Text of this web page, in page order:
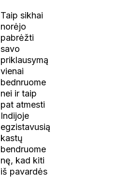
Taip sikhai
norėjo
pabrėžti
savo
priklausymą
vienai
bednruome
nei ir taip
pat atmesti
Indijoje
egzistavusią
kastų
bendruome
nę, kad kiti
iš pavardės